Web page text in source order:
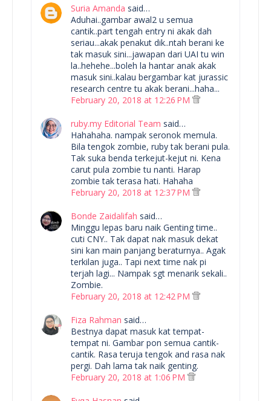
Suria Amanda said…
Aduhai..gambar awal2 u semua
cantik..part tengah entry ni akak dah
seriau...akak penakut dik..ntah berani ke
tak masuk sini...jawapan dari UAI tu win
la..hehehe...boleh la hantar anak akak
masuk sini..kalau bergambar kat jurassic
research centre tu akak berani...haha...
February 20, 2018 at 12:26 PM
ruby.my Editorial Team said…
Hahahaha. nampak seronok memula.
Bila tengok zombie, ruby tak berani pula.
Tak suka benda terkejut-kejut ni. Kena
carut pula zombie tu nanti. Harap
zombie tak terasa hati. Hahaha
February 20, 2018 at 12:37 PM
Bonde Zaidalifah said…
Minggu lepas baru naik Genting time..
cuti CNY.. Tak dapat nak masuk dekat
sini kan main panjang beraturnya.. Agak
terkilan juga.. Tapi next time nak pi
terjah lagi... Nampak sgt menarik sekali..
Zombie.
February 20, 2018 at 12:42 PM
Fiza Rahman said…
Bestnya dapat masuk kat tempat-
tempat ni. Gambar pon semua cantik-
cantik. Rasa teruja tengok and rasa nak
pergi. Dah lama tak naik genting.
February 20, 2018 at 1:06 PM